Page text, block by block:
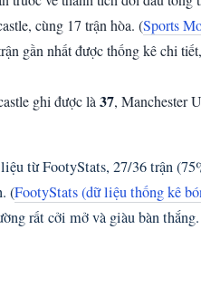
cùng 17 trận hòa. (Sports
gần nhất được thống kê chi
ghi được là 37, Manchester
từ FootyStats, 27/36 trận
(FootyStats (dữ liệu thống kê
rất cởi mở và giàu bàn thắng.